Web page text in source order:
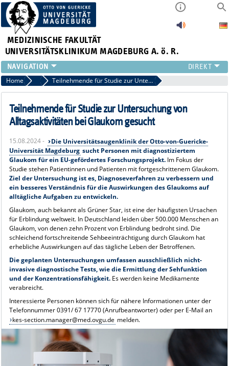
MEDIZINISCHE FAKULTÄT
UNIVERSITÄTSKLINIKUM MAGDEBURG A. ö. R.
INSTITUTE
KLINIKEN
ZENTRALE EINRICHTUNGEN
FORSCHUNG
ÜBER UNS
INTERNATIONAL
INTRANET
Home Archiv 2024 Teilnehmende für Studie zur Untersuchung von Alltagsaktivitäten bei Glaukom gesucht
Teilnehmende für Studie zur Untersuchung von
Alltagsaktivitäten bei Glaukom gesucht
15.08.2024 -
Die Universitätsaugenklinik der Otto-von-Guericke-
Universität Magdeburg sucht Personen mit diagnostiziertem
Glaukom für ein EU-gefördertes Forschungsprojekt. Im Fokus der
Studie stehen Patientinnen und Patienten mit fortgeschrittenem Glaukom.
Ziel der Untersuchung ist es, Diagnoseverfahren zu verbessern und
ein besseres Verständnis für die Auswirkungen des Glaukoms auf
alltägliche Aufgaben zu entwickeln.
Glaukom, auch bekannt als Grüner Star, ist eine der häufigsten Ursachen
für Erblindung weltweit. In Deutschland leiden über 500.000 Menschen an
Glaukom, von denen zehn Prozent von Erblindung bedroht sind. Die
schleichend fortschreitende Sehbeeinträchtigung durch Glaukom hat
erhebliche Auswirkungen auf das tägliche Leben der Betroffenen.
Die geplanten Untersuchungen umfassen ausschließlich nicht-
invasive diagnostische Tests, wie die Ermittlung der Sehfunktion
und der Konzentrationsfähigkeit.Es werden keine Medikamente
verabreicht.
Interessierte Personen können sich für nähere Informationen unter der
Telefonnummer 0391/ 67 17770 (Anrufbeantworter) oder per E-Mail an
kes-section.manager@med.ovgu.de melden.